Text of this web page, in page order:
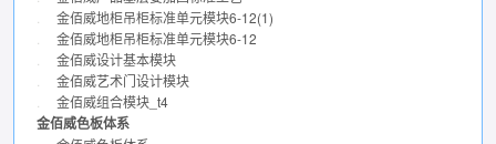
金佰威地柜吊柜标准单元模块6-12(1)
金佰威地柜吊柜标准单元模块6-12
金佰威设计基本模块
金佰威艺术门设计模块
金佰威组合模块_t4
金佰威色板体系